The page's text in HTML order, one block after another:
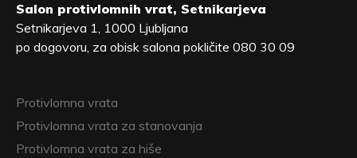
Salon protivlomnih vrat, Setnikarjeva
Setnikarjeva 1, 1000 Ljubljana
po dogovoru, za obisk salona pokličite 080 30 09
Protivlomna vrata
Protivlomna vrata za stanovanja
Protivlomna vrata za hiše